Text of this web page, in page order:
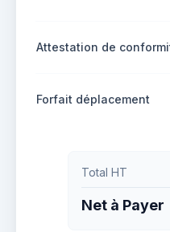
Attestation de
Forfait déplacement
Total HT
Net à Payer